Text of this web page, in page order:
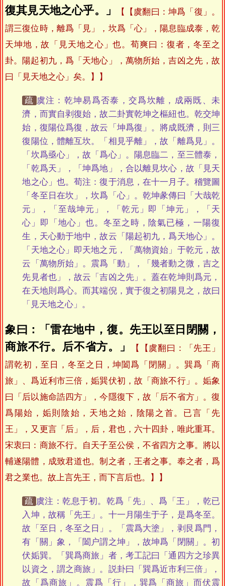
復其見天地之心乎。」
【虞翻曰：坤爲「復」。
謂三復位時，離爲「見」，坎爲「心」，陽息臨成泰，乾
天坤地，故「見天地之心」也。荀爽曰：復者，冬至之
卦。陽起初九，爲「天地心」，萬物所始，吉凶之先，故
曰「見天地之心」矣。】
疏 虞注：乾坤易爲否泰，交爲坎離，成兩既、未
濟，而實自剥復始，故二卦實乾坤之樞紐也。乾交坤
始，復陽位爲復，故云「坤爲復」。將成既濟，則三
復陽位，體離互坎。「相見乎離」，故「離爲見」。
「坎爲亟心」，故「爲心」。陽息臨二，至三體泰，
「乾爲天」，「坤爲地」，合以離見坎心，故「見天
地之心」也。荀注：復于消息，在十一月子。稽覽圖
「冬至日在坎」，坎爲「心」。乾坤彖傳曰「大哉乾
元」，「至哉坤元」，「乾元」即「坤元」，「天
心」即「地心」也。冬至之時，陰氣已極，一陽復
生，天心動于地中，故云「陽起初九，爲天地心」。
「天地之心」即天地之元，「萬物資始」于乾元，故
云「萬物所始」。震爲「動」，「幾者動之微，吉之
先見者也」，故云「吉凶之先」。蓋在乾坤則爲元，
在天地則爲心。而其端倪，實于復之初陽見之，故曰
「見天地之心」。
象曰：「雷在地中，復。先王以至日閉關，
商旅不行。后不省方。」
【虞翻曰：「先王」
謂乾初，至日，冬至之日，坤闔爲「閉關」。巽爲「商
旅」、爲近利市三倍，姤巽伏初，故「商旅不行」。姤象
曰「后以施命誥四方」，今隱復下，故「后不省方」。復
爲陽始，姤則陰始，天地之始，陰陽之首。已言「先
王」，又更言「后」，后，君也，六十四卦，唯此重耳。
宋衷曰：商旅不行。自天子至公侯，不省四方之事。將以
輔遂陽體，成致君道也。制之者，王者之事。奉之者，爲
君之業也。故上言先王，而下言后也。】
疏 虞注：乾息于初。乾爲「先」、爲「王」，乾已
入坤，故稱「先王」。十一月陽生于子，是爲冬至。
故「至日，冬至之日」。「震爲大塗」，剥艮爲門，
有「關」象，「闔户謂之坤」，故坤爲「閉關」。初
伏姤巽。「巽爲商旅」者，考工記曰「通四方之珍異
以資之，謂之商旅」。説卦曰「巽爲近市利三倍」，
故「爲商旅」。震爲「行」，巽爲「商旅」而伏震